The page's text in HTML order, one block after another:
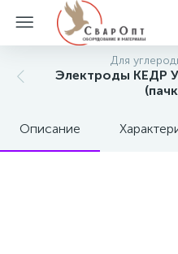
Для
Электроды КЕДР
Описание